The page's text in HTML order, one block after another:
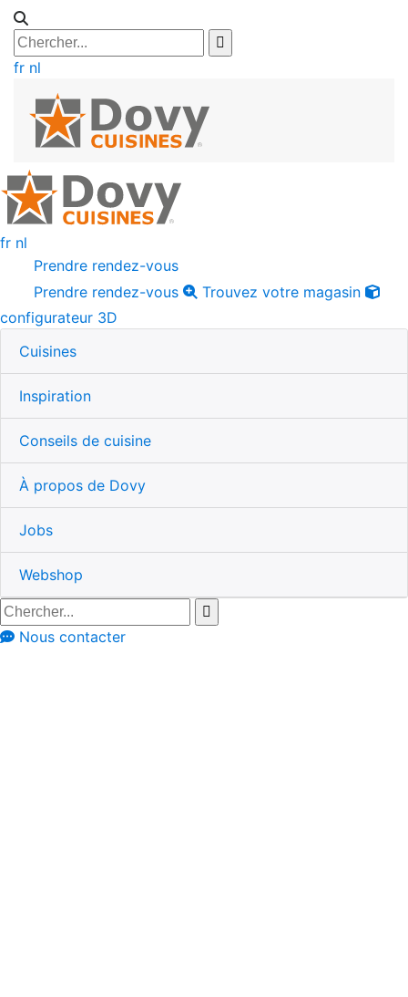
fr nl
fr nl
Prendre rendez-vous
Prendre rendez-vous
Trouvez votre magasin
configurateur 3D
Cuisines
Inspiration
Conseils de cuisine
À propos de Dovy
Jobs
Webshop
Nous contacter